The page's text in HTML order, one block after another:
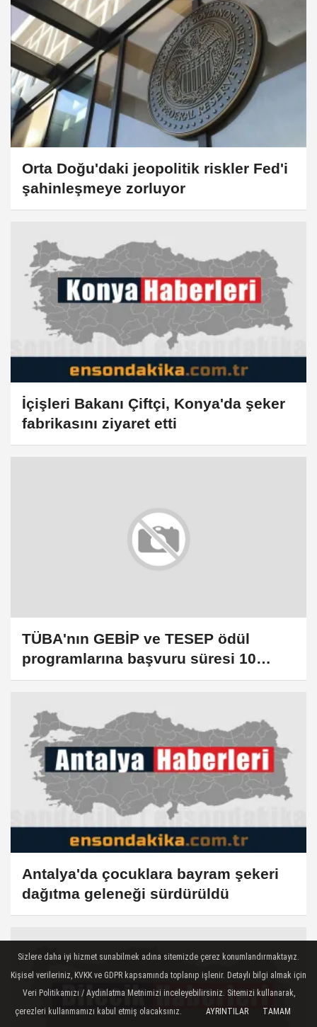
Orta Doğu'daki jeopolitik riskler Fed'i
şahinleşmeye zorluyor
İçişleri Bakanı Çiftçi, Konya'da şeker
fabrikasını ziyaret etti
TÜBA'nın GEBİP ve TESEP ödül
programlarına başvuru süresi 10
Nisan'a uzatıldı
Antalya'da çocuklara bayram şekeri
dağıtma geleneği sürdürüldü
Sizlere daha iyi hizmet sunabilmek adına sitemizde çerez konumlandırmaktayız.
Kişisel verileriniz, KVKK ve GDPR kapsamında toplanıp işlenir. Detaylı bilgi almak için
Veri Politikamızı / Aydınlatma Metnimizi inceleyebilirsiniz. Sitemizi kullanarak,
çerezleri kullanmamızı kabul etmiş olacaksınız.
AYRINTILAR TAMAM